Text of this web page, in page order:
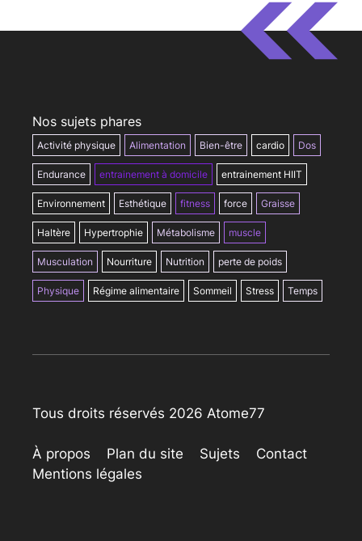
Nos sujets phares
Activité physique Alimentation Bien-être cardio Dos
Endurance entrainement à domicile entrainement HIIT
Environnement Esthétique fitness force Graisse
Haltère Hypertrophie Métabolisme muscle
Musculation Nourriture Nutrition perte de poids
Physique Régime alimentaire Sommeil Stress Temps
Tous droits réservés 2026 Atome77
À propos Plan du site Sujets
Contact
Mentions légales